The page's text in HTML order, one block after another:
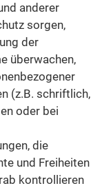
anderer
sorgen,
der
überwachen,
(z.B. schriftlich,
oder bei
die
und Freiheiten
kontrollieren